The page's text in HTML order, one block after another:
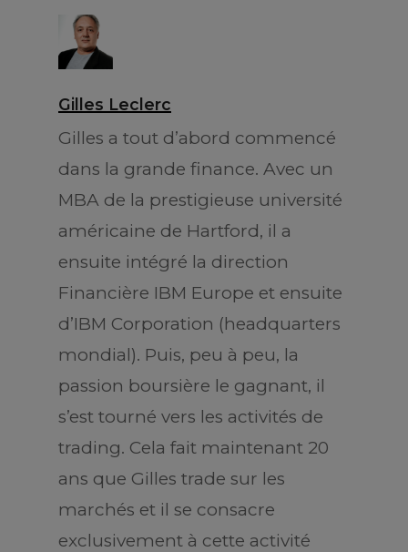
Gilles Leclerc
Gilles a tout d’abord commencé
dans la grande finance. Avec un
MBA de la prestigieuse université
américaine de Hartford, il a
ensuite intégré la direction
Financière IBM Europe et ensuite
d’IBM Corporation (headquarters
mondial). Puis, peu à peu, la
passion boursière le gagnant, il
s’est tourné vers les activités de
trading. Cela fait maintenant 20
ans que Gilles trade sur les
marchés et il se consacre
exclusivement à cette activité